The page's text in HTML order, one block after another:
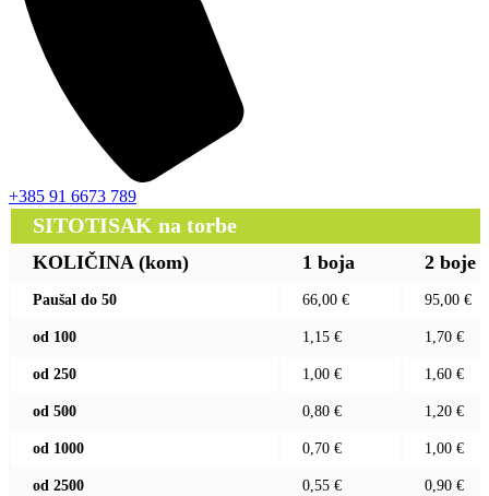
+385 91 6673 789
SITOTISAK na torbe
KOLIČINA (kom) 1 boja 2 boje
Paušal do 50 66,00 € 95,00 €
od 100 1,15 € 1,70 €
od 250 1,00 € 1,60 €
od 500 0,80 € 1,20 €
od 1000 0,70 € 1,00 €
od 2500 0,55 € 0,90 €